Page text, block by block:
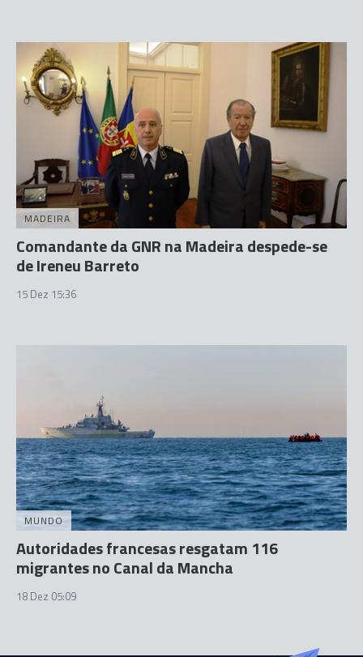
MADEIRA
Comandante da GNR na Madeira despede-se
de Ireneu Barreto
15 Dez 15:36
MUNDO
Autoridades francesas resgatam 116
migrantes no Canal da Mancha
18 Dez 05:09